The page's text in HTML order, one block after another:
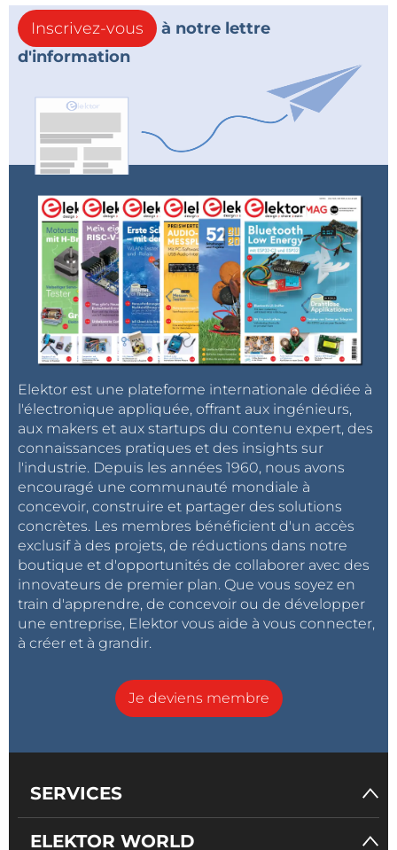
Inscrivez-vous
à notre lettre
d'information
Elektor est une plateforme internationale dédiée à
l'électronique appliquée, offrant aux ingénieurs,
aux makers et aux startups du contenu expert, des
connaissances pratiques et des insights sur
l'industrie. Depuis les années 1960, nous avons
encouragé une communauté mondiale à
concevoir, construire et partager des solutions
concrètes. Les membres bénéficient d'un accès
exclusif à des projets, de réductions dans notre
boutique et d'opportunités de collaborer avec des
innovateurs de premier plan. Que vous soyez en
train d'apprendre, de concevoir ou de développer
une entreprise, Elektor vous aide à vous connecter,
à créer et à grandir.
Je deviens membre
SERVICES
ELEKTOR WORLD